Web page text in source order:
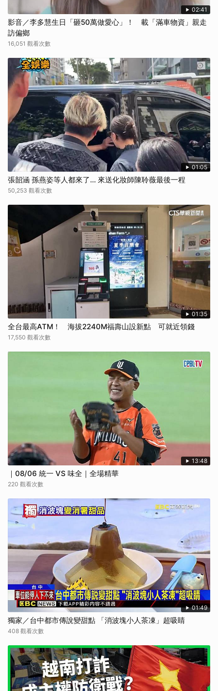
02:41
影音／李多慧生日「砸50萬做愛心」！ 載「滿車物資」親走
訪偏鄉
16,051 觀看次數
01:05
張韶涵 孫燕姿等人都來了... 來送化妝師陳聆薇最後一程
50,253 觀看次數
01:35
全台最高ATM！ 海拔2240M福壽山設新點 可就近領錢
17,550 觀看次數
13:48
｜08/06 統一 VS 味全｜全場精華
220 觀看次數
01:49
獨家／台中都市傳說變甜點 「消波塊小人茶凍」超吸睛
408 觀看次數